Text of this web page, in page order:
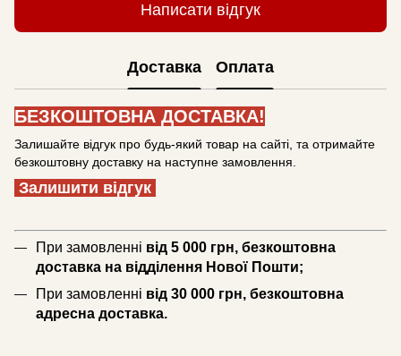
Написати відгук
Доставка Оплата
БЕЗКОШТОВНА ДОСТАВКА!
Залишайте відгук про будь-який товар на сайті, та отримайте
безкоштовну доставку на наступне замовлення.
Залишити відгук
При замовленні від 5 000 грн, безкоштовна
доставка на відділення Нової Пошти;
При замовленні від 30 000 грн, безкоштовна
адресна доставка.